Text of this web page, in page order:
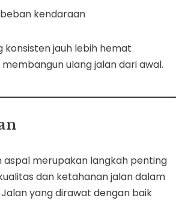
kendaraan
konsisten jauh lebih hemat
ulang jalan dari awal.
aspal merupakan langkah penting
dan ketahanan jalan dalam
yang dirawat dengan baik